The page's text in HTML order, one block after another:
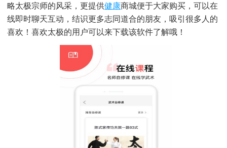
略太极宗师的风采，更提供健康商城便于大家购买，可以在
线即时聊天互动，结识更多志同道合的朋友，吸引很多人的
喜欢！喜欢太极的用户可以来下载该软件了解哦！